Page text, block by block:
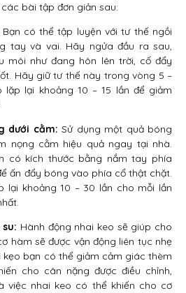
bài tập đơn giản sau:
Bạn có thể tập luyện với tư thế ngồi
tay và vai. Hãy ngửa đầu ra sau,
môi như đang hôn lên trời, cố đẩy
Hãy giữ tư thế này trong vòng 5 –
lại khoảng 10 – 15 lần để giảm
dưới cằm: Sử dụng một quả bóng
nọng cằm hiệu quả ngay tại nhà.
có kích thước bằng nắm tay phía
ấn đẩy bóng vào phía cổ thật chặt.
khoảng 10 – 30 lần cho mỗi lần
Hành động nhai keo sẽ giúp cho
hàm sẽ được vận động liên tục nhẹ
kẹo bạn có thể giảm cảm giác thèm
cho cân nặng được điều chỉnh,
việc nhai keo có thể khiến cho cơ